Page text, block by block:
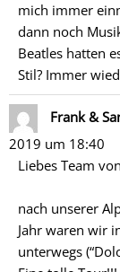
mich immer
dann noch
Beatles hatten
Stil? Immer
Frank &
2019 um 18:40
Liebes Team
nach unserer
Jahr waren wir
unterwegs